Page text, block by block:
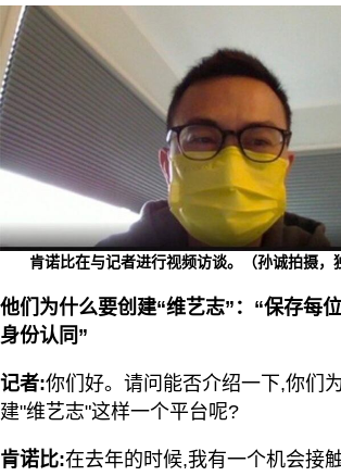
肯诺比在与记者进行视频访谈。（孙诚拍摄，
他们为什么要创建“维艺志”：“保存每
身份认同”
记者:你们好。请问能否介绍一下,你们
建"维艺志"这样一个平台呢?
肯诺比:在去年的时候,我有一个机会接